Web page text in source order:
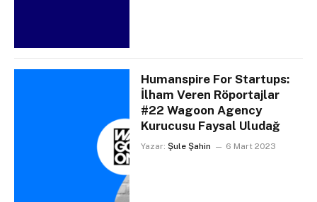
Humanspire For Startups:
İlham Veren Röportajlar
#22 Wagoon Agency
Kurucusu Faysal Uludağ
Yazar: Şule Şahin 6 Mart 2023